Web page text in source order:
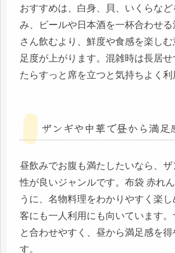
おすすめは、白身、貝、いくらな
み、ビールや日本酒を一杯合わせる
さん飲むより、鮮度や食感を楽し
足度が上がります。混雑時は長居
たらすっと席を立つと気持ちよく利
ザンギや中華で昼から満足
昼飲みでお腹も満たしたいなら、
性が良いジャンルです。布袋 赤れ
うに、名物料理をわかりやすく楽
客にも一人利用にも向いています
と合わせやすく、昼から満足感を
す。